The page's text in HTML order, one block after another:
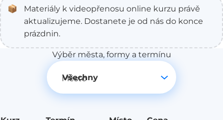
📦
Materiály k videopřenosu online kurzu právě
aktualizujeme. Dostanete je od nás do konce
prázdnin.
Výběr města, formy a termínu
Město